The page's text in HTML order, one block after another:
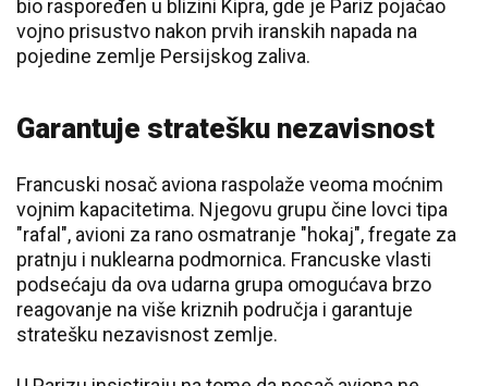
bio raspoređen u blizini Kipra, gde je Pariz pojačao
vojno prisustvo nakon prvih iranskih napada na
pojedine zemlje Persijskog zaliva.
Garantuje stratešku nezavisnost
Francuski nosač aviona raspolaže veoma moćnim
vojnim kapacitetima. Njegovu grupu čine lovci tipa
"rafal", avioni za rano osmatranje "hokaj", fregate za
pratnju i nuklearna podmornica. Francuske vlasti
podsećaju da ova udarna grupa omogućava brzo
reagovanje na više kriznih područja i garantuje
stratešku nezavisnost zemlje.